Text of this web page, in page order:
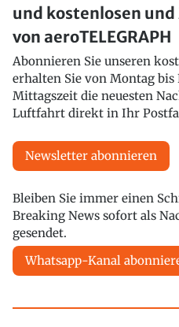
und kostenlosen
von aeroTELEGRAPH
Abonnieren Sie unseren
erhalten Sie von Montag
Mittagszeit die neuesten
Luftfahrt direkt in Ihr
Newsletter abonnieren
Bleiben Sie immer einen
Breaking News sofort als
gesendet.
Whatsapp-Kanal